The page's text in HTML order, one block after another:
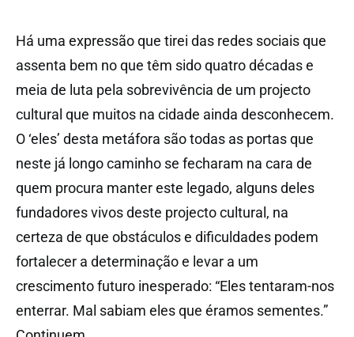
Há uma expressão que tirei das redes sociais que
assenta bem no que têm sido quatro décadas e
meia de luta pela sobrevivência de um projecto
cultural que muitos na cidade ainda desconhecem.
O ‘eles’ desta metáfora são todas as portas que
neste já longo caminho se fecharam na cara de
quem procura manter este legado, alguns deles
fundadores vivos deste projecto cultural, na
certeza de que obstáculos e dificuldades podem
fortalecer a determinação e levar a um
crescimento futuro inesperado: “Eles tentaram-nos
enterrar. Mal sabiam eles que éramos sementes.”